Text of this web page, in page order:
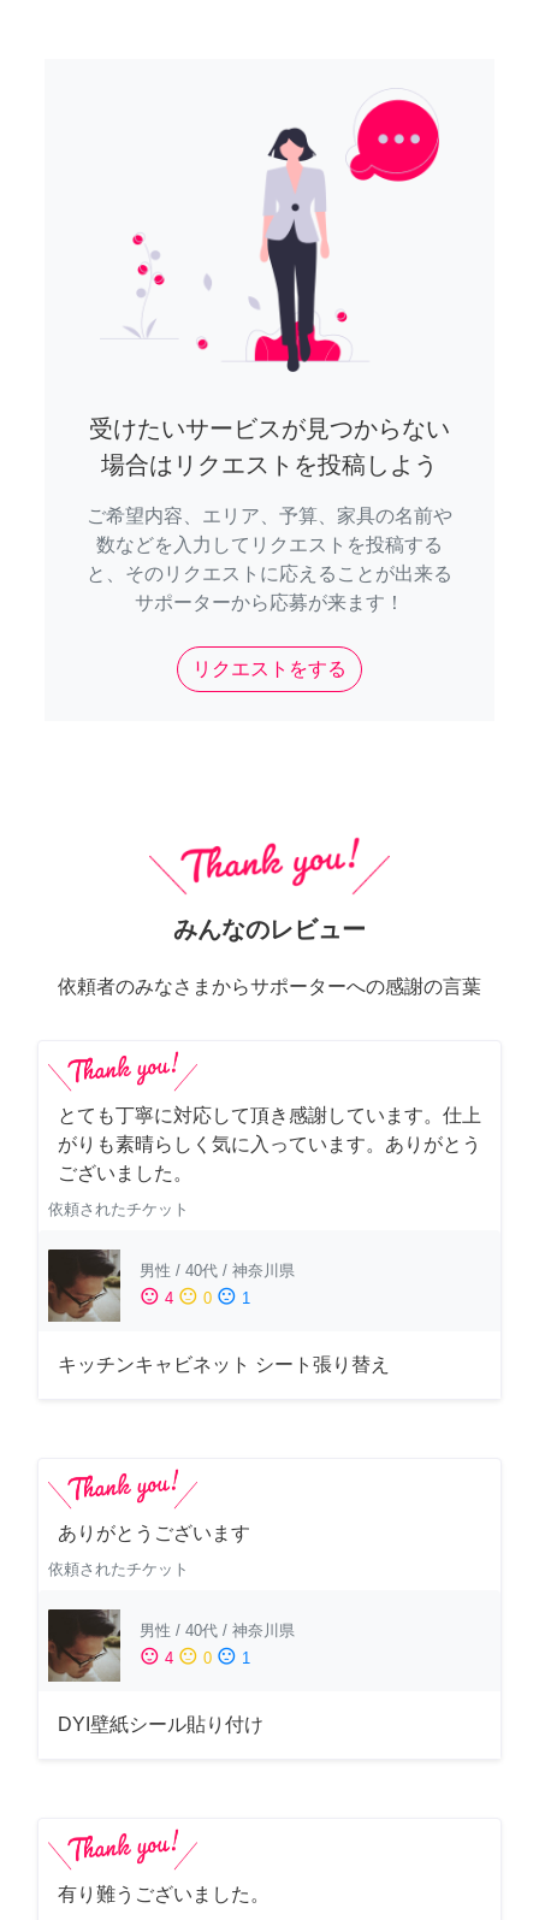
受けたいサービスが見つからない
場合はリクエストを投稿しよう
ご希望内容、エリア、予算、家具の名前や
数などを入力してリクエストを投稿する
と、そのリクエストに応えることが出来る
サポーターから応募が来ます！
リクエストをする
みんなのレビュー
依頼者のみなさまからサポーターへの感謝の言葉
とても丁寧に対応して頂き感謝しています。仕上
がりも素晴らしく気に入っています。ありがとう
ございました。
依頼されたチケット
男性 / 40代 / 神奈川県
sentiment_satisfied 4 sentiment_neutral 0 sentiment_dissatisfied 1
キッチンキャビネット シート張り替え
ありがとうございます
依頼されたチケット
男性 / 40代 / 神奈川県
sentiment_satisfied 4 sentiment_neutral 0 sentiment_dissatisfied 1
DYI壁紙シール貼り付け
有り難うございました。